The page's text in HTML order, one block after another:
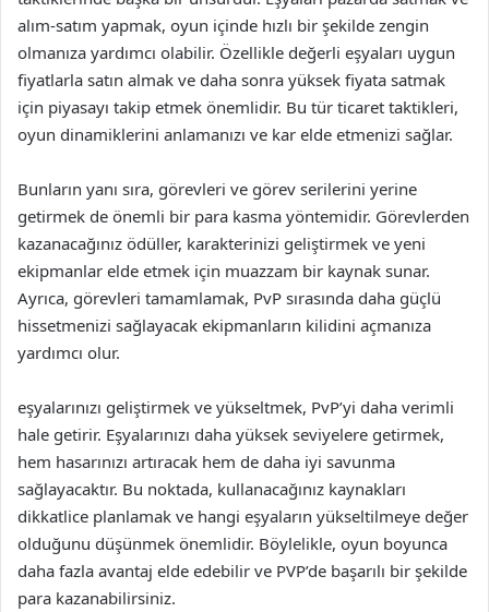
alım-satım yapmak, oyun içinde hızlı bir şekilde zengin
olmanıza yardımcı olabilir. Özellikle değerli eşyaları uygun
fiyatlarla satın almak ve daha sonra yüksek fiyata satmak
için piyasayı takip etmek önemlidir. Bu tür ticaret taktikleri,
oyun dinamiklerini anlamanızı ve kar elde etmenizi sağlar.
Bunların yanı sıra, görevleri ve görev serilerini yerine
getirmek de önemli bir para kasma yöntemidir. Görevlerden
kazanacağınız ödüller, karakterinizi geliştirmek ve yeni
ekipmanlar elde etmek için muazzam bir kaynak sunar.
Ayrıca, görevleri tamamlamak, PvP sırasında daha güçlü
hissetmenizi sağlayacak ekipmanların kilidini açmanıza
yardımcı olur.
eşyalarınızı geliştirmek ve yükseltmek, PvP’yi daha verimli
hale getirir. Eşyalarınızı daha yüksek seviyelere getirmek,
hem hasarınızı artıracak hem de daha iyi savunma
sağlayacaktır. Bu noktada, kullanacağınız kaynakları
dikkatlice planlamak ve hangi eşyaların yükseltilmeye değer
olduğunu düşünmek önemlidir. Böylelikle, oyun boyunca
daha fazla avantaj elde edebilir ve PVP’de başarılı bir şekilde
para kazanabilirsiniz.